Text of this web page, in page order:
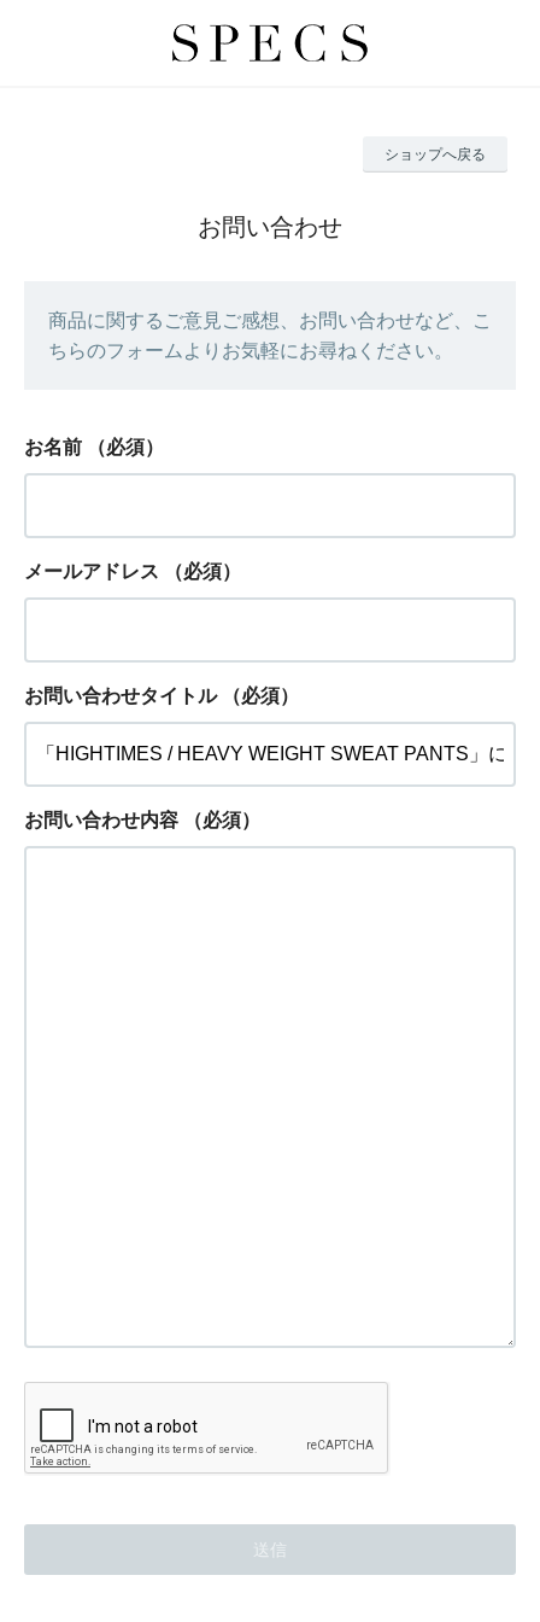
ショップへ戻る
お問い合わせ
商品に関するご意見ご感想、お問い合わせなど、こ
ちらのフォームよりお気軽にお尋ねください。
お名前 （必須）
メールアドレス （必須）
お問い合わせタイトル （必須）
お問い合わせ内容 （必須）